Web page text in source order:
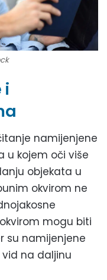
i
namijenjene
u kojem oči više
objekata u
okvirom ne
mogu biti
su namijenjene
vid na daljinu